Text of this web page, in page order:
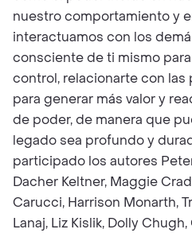
nuestro comportamiento y
interactuamos con los
consciente de ti mismo
control, relacionarte con las
para generar más valor y
de poder, de manera que
legado sea profundo y
participado los autores
Dacher Keltner, Maggie
Carucci, Harrison Monarth,
Lanaj, Liz Kislik, Dolly